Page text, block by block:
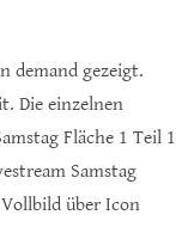
demand gezeigt.
Die einzelnen
Fläche 1 Teil 1
Samstag
über Icon